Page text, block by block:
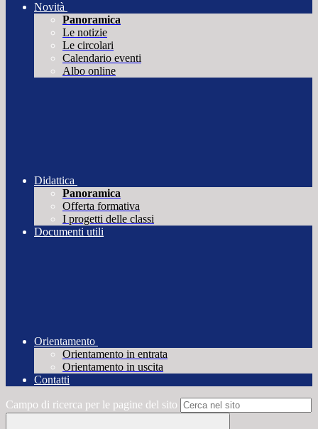
Novità
Panoramica
Le notizie
Le circolari
Calendario eventi
Albo online
Didattica
Panoramica
Offerta formativa
I progetti delle classi
Documenti utili
Orientamento
Orientamento in entrata
Orientamento in uscita
Contatti
Campo di ricerca per le pagine del sito